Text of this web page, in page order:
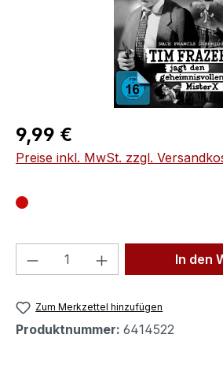
Regulärer Preis:
9,99 €
Preise inkl. MwSt. zzgl.
Produkt Anzahl: GibIn den
Zum Merkzettel hinzufügen
Produktnummer: 6414522